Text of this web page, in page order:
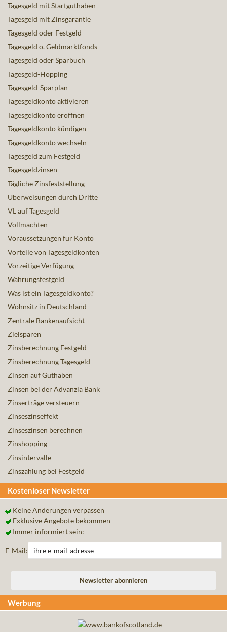
Tagesgeld mit Startguthaben
Tagesgeld mit Zinsgarantie
Tagesgeld oder Festgeld
Tagesgeld o. Geldmarktfonds
Tagesgeld oder Sparbuch
Tagesgeld-Hopping
Tagesgeld-Sparplan
Tagesgeldkonto aktivieren
Tagesgeldkonto eröffnen
Tagesgeldkonto kündigen
Tagesgeldkonto wechseln
Tagesgeld zum Festgeld
Tagesgeldzinsen
Tägliche Zinsfeststellung
Überweisungen durch Dritte
VL auf Tagesgeld
Vollmachten
Voraussetzungen für Konto
Vorteile von Tagesgeldkonten
Vorzeitige Verfügung
Währungsfestgeld
Was ist ein Tagesgeldkonto?
Wohnsitz in Deutschland
Zentrale Bankenaufsicht
Zielsparen
Zinsberechnung Festgeld
Zinsberechnung Tagesgeld
Zinsen auf Guthaben
Zinsen bei der Advanzia Bank
Zinserträge versteuern
Zinseszinseffekt
Zinseszinsen berechnen
Zinshopping
Zinsintervalle
Zinszahlung bei Festgeld
Kostenloser Newsletter
Keine Änderungen verpassen
Exklusive Angebote bekommen
Immer informiert sein:
E-Mail:
Werbung